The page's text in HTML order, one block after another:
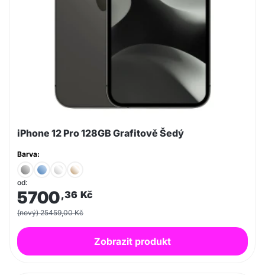
iPhone 12 Pro 128GB Grafitově Šedý
Barva:
od:
5700,36 Kč
(nový) 25459,00 Kč
Zobrazit produkt